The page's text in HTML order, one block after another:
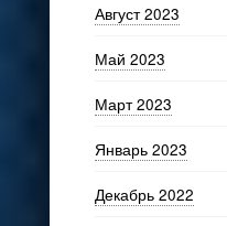
Август 2023
Май 2023
Март 2023
Январь 2023
Декабрь 2022